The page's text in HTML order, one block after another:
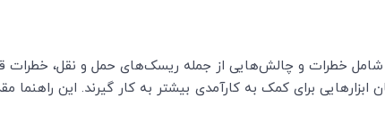
شامل خطرات و چالش‌هایی از جمله ریسک‌های حمل و نقل، خطرات
برای کمک به کارآمدی بیشتر به کار گیرند. ‌این راهنما